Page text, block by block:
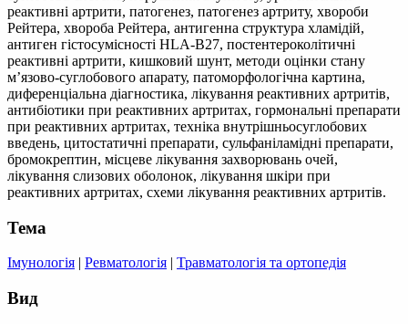
реактивні артрити, патогенез, патогенез артриту, хвороби
Рейтера, хвороба Рейтера, антигенна структура хламідій,
антиген гістосумісності HLA-B27, постентероколітичні
реактивні артрити, кишковий шунт, методи оцінки стану
м’язово-суглобового апарату, патоморфологічна картина,
диференціальна діагностика, лікування реактивних артритів,
антибіотики при реактивних артритах, гормональні препарати
при реактивних артритах, техніка внутрішньосуглобових
введень, цитостатичні препарати, сульфаніламідні препарати,
бромокрептин, місцеве лікування захворювань очей,
лікування слизових оболонок, лікування шкіри при
реактивних артритах, схеми лікування реактивних артритів.
Тема
Імунологія | Ревматологія | Травматологія та ортопедія
Вид